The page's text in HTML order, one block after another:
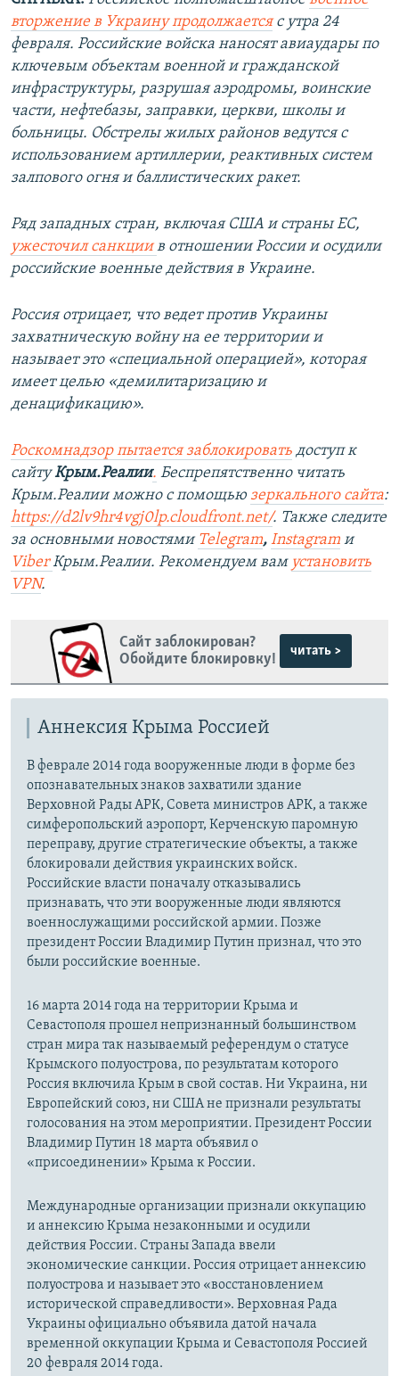
вторжение в Украину продолжаетсяс утра 24
февраля. Российские войска наносят авиаудары по
ключевым объектам военной и гражданской
инфраструктуры, разрушая аэродромы, воинские
части, нефтебазы, заправки, церкви, школы и
больницы. Обстрелы жилых районов ведутся с
использованием артиллерии, реактивных систем
залпового огня и баллистических ракет.
Ряд западных стран, включая США и страны ЕС,
ужесточил санкциив отношении России и осудили
российские военные действия в Украине.
Россия отрицает, что ведет против Украины
захватническую войну на ее территории и
называет это «специальной операцией», которая
имеет целью «демилитаризацию и
денацификацию».
Роскомнадзор пытается заблокировать доступ к
сайтуКрым.Реалии. Беспрепятственно читать
Крым.Реалии можно с помощью зеркального сайта:
https://d2lv9hr4vgj0lp.cloudfront.net/. Также следите
за основными новостями Telegram, Instagram и
ViberКрым.Реалии. Рекомендуем вам установить
VPN.
Сайт заблокирован?
Обойдите блокировку!
читать >
Аннексия Крыма Россией
В феврале 2014 года вооруженные люди в форме без
опознавательных знаков захватили здание
Верховной Рады АРК, Совета министров АРК, а также
симферопольский аэропорт, Керченскую паромную
переправу, другие стратегические объекты, а также
блокировали действия украинских войск.
Российские власти поначалу отказывались
признавать, что эти вооруженные люди являются
военнослужащими российской армии. Позже
президент России Владимир Путин признал, что это
были российские военные.
16 марта 2014 года на территории Крыма и
Севастополя прошел непризнанный большинством
стран мира так называемый референдум о статусе
Крымского полуострова, по результатам которого
Россия включила Крым в свой состав. Ни Украина, ни
Европейский союз, ни США не признали результаты
голосования на этом мероприятии. Президент России
Владимир Путин 18 марта объявил о
«присоединении» Крыма к России.
Международные организации признали оккупацию
и аннексию Крыма незаконными и осудили
действия России. Страны Запада ввели
экономические санкции. Россия отрицает аннексию
полуострова и называет это «восстановлением
исторической справедливости». Верховная Рада
Украины официально объявила датой начала
временной оккупации Крыма и Севастополя Россией
20 февраля 2014 года.